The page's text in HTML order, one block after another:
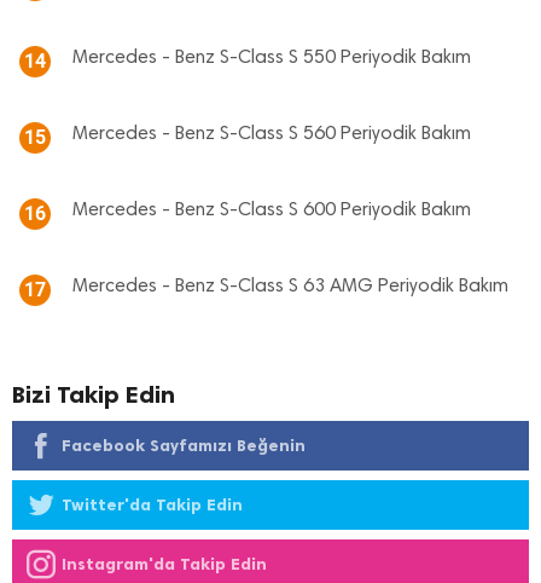
14 Mercedes - Benz S-Class S 550 Periyodik Bakım
15 Mercedes - Benz S-Class S 560 Periyodik Bakım
16 Mercedes - Benz S-Class S 600 Periyodik Bakım
17 Mercedes - Benz S-Class S 63 AMG Periyodik Bakım
Bizi Takip Edin
Facebook Sayfamızı Beğenin
Twitter'da Takip Edin
Instagram'da Takip Edin